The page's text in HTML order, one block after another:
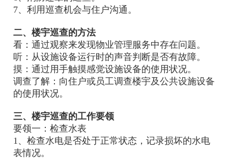
7、利用巡查机会与住户沟通。
二、楼宇巡查的方法
看：通过观察来发现物业管理服务中存在问题。
听：从设施设备运行时的声音判断是否有故障。
摸：通过用手触摸感觉设施设备的使用状况。
调查了解：向住户或员工调查楼宇及公共设施设备
的使用状况。
三、楼宇巡查的工作要领
要领一：检查水表
1、检查水电是否处于正常状态，记录损坏的水电
表情况。